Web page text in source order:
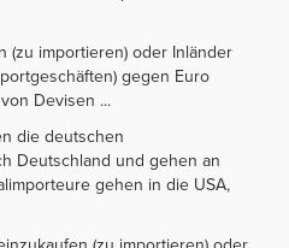
(zu importieren) oder Inländer
gegen Euro
Devisen ...
die deutschen
Deutschland und gehen an
gehen in die USA,